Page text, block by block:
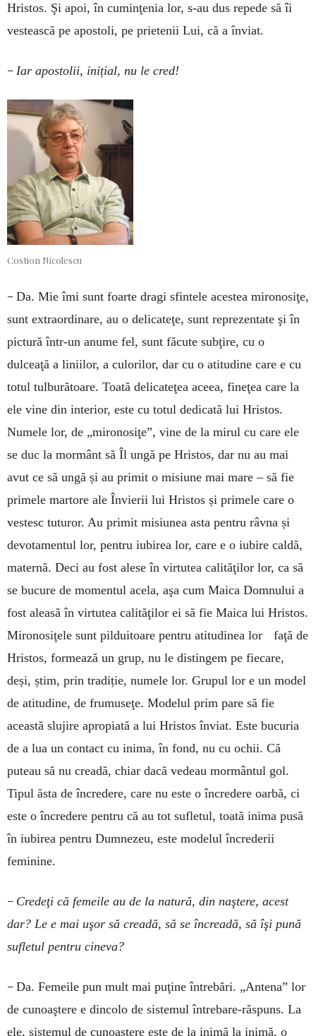
Hristos. Şi apoi, în cuminţenia lor, s-au dus repede să îi
vestească pe apostoli, pe prietenii Lui, că a înviat.
– Iar apostolii, inițial, nu le cred!
Costion Nicolescu
– Da. Mie îmi sunt foarte dragi sfintele acestea mironosiţe,
sunt extraordinare, au o delicateţe, sunt reprezentate şi în
pictură într-un anume fel, sunt făcute subţire, cu o
dulceaţă a liniilor, a culorilor, dar cu o atitudine care e cu
totul tulburătoare. Toată delicateţea aceea, fineţea care la
ele vine din interior, este cu totul dedicată lui Hristos.
Numele lor, de „mironosiţe”, vine de la mirul cu care ele
se duc la mormânt să Îl ungă pe Hristos, dar nu au mai
avut ce să ungă și au primit o misiune mai mare – să fie
primele martore ale Învierii lui Hristos și primele care o
vestesc tuturor. Au primit misiunea asta pentru râvna și
devotamentul lor, pentru iubirea lor, care e o iubire caldă,
maternă. Deci au fost alese în virtutea calităţilor lor, ca să
se bucure de momentul acela, aşa cum Maica Domnului a
fost aleasă în virtutea calităţilor ei să fie Maica lui Hristos.
Mironosiţele sunt pilduitoare pentru atitudinea lor faţă de
Hristos, formează un grup, nu le distingem pe fiecare,
deși, știm, prin tradiție, numele lor. Grupul lor e un model
de atitudine, de frumuseţe. Modelul prim pare să fie
această slujire apropiată a lui Hristos înviat. Este bucuria
de a lua un contact cu inima, în fond, nu cu ochii. Că
puteau să nu creadă, chiar dacă vedeau mormântul gol.
Tipul ăsta de încredere, care nu este o încredere oarbă, ci
este o încredere pentru că au tot sufletul, toată inima pusă
în iubirea pentru Dumnezeu, este modelul încrederii
feminine.
– Credeţi că femeile au de la natură, din naştere, acest
dar? Le e mai uşor să creadă, să se încreadă, să îşi pună
sufletul pentru cineva?
– Da. Femeile pun mult mai puţine întrebări. „Antena” lor
de cunoaştere e dincolo de sistemul întrebare-răspuns. La
ele, sistemul de cunoaștere este de la inimă la inimă, o